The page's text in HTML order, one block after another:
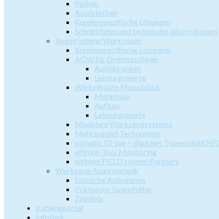
Reiben
Axialstechen
Kundenspezifische Lösungen
Schnittdaten und technische Informationen
Angetriebene Werkzeuge
Kundenspezifische Lösungen
AGW für Drehmaschinen
Ausführungen
Leistungswerte
Winkelköpfe Monoblock
Merkmale
Aufbau
Leistungswerte
Modulare Werkzeugsysteme
Mehrspindel-Technologie
mimatic ID-tag = digitales Typenschild
eltimon Tool Monitoring
eltimon FIELD system Partners
Werkzeug-Spanntechnik
Statische Aufnahmen
Präzisions-Spannfutter
Zubehör
Katalogportal
Infothek